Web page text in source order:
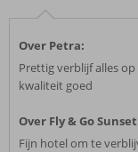
Over Petra:
Prettig verblijf alles
kwaliteit goed
Over Fly & Go
Fijn hotel om te